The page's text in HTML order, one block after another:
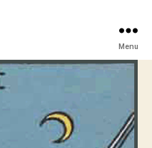
Menu